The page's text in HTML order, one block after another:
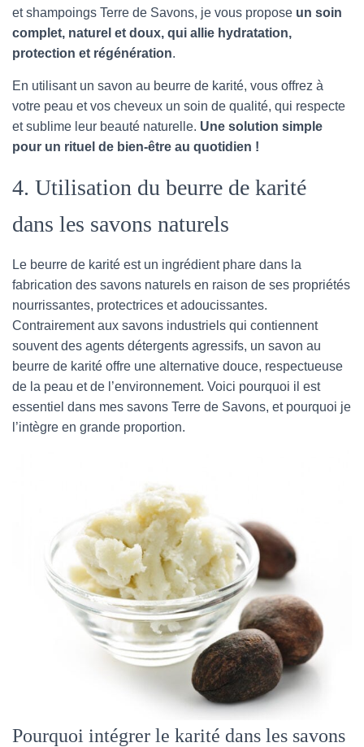
et shampoings Terre de Savons, je vous propose un soin
complet, naturel et doux, qui allie hydratation,
protection et régénération.
En utilisant un savon au beurre de karité, vous offrez à
votre peau et vos cheveux un soin de qualité, qui respecte
et sublime leur beauté naturelle. Une solution simple
pour un rituel de bien-être au quotidien !
4. Utilisation du beurre de karité
dans les savons naturels
Le beurre de karité est un ingrédient phare dans la
fabrication des savons naturels en raison de ses propriétés
nourrissantes, protectrices et adoucissantes.
Contrairement aux savons industriels qui contiennent
souvent des agents détergents agressifs, un savon au
beurre de karité offre une alternative douce, respectueuse
de la peau et de l’environnement. Voici pourquoi il est
essentiel dans mes savons Terre de Savons, et pourquoi je
l’intègre en grande proportion.
Pourquoi intégrer le karité dans les savons